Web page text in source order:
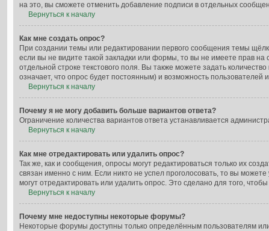
на это, вы сможете отменить добавление подписи в отдельных
Вернуться к началу
Как мне создать опрос?
При создании темы или редактировании первого сообщения темы
если вы не видите такой закладки или формы, то вы не имеете прав
отдельной строке текстового поля. Вы также можете задать
означает, что опрос будет постоянным) и возможность пользователей
Вернуться к началу
Почему я не могу добавить больше вариантов ответа?
Ограничение количества вариантов ответа устанавливается
Вернуться к началу
Как мне отредактировать или удалить опрос?
Так же, как и сообщения, опросы могут редактироваться только их
связан именно с ним. Если никто не успел проголосовать, то вы
могут отредактировать или удалить опрос. Это сделано для того,
Вернуться к началу
Почему мне недоступны некоторые форумы?
Некоторые форумы доступны только определённым пользователям